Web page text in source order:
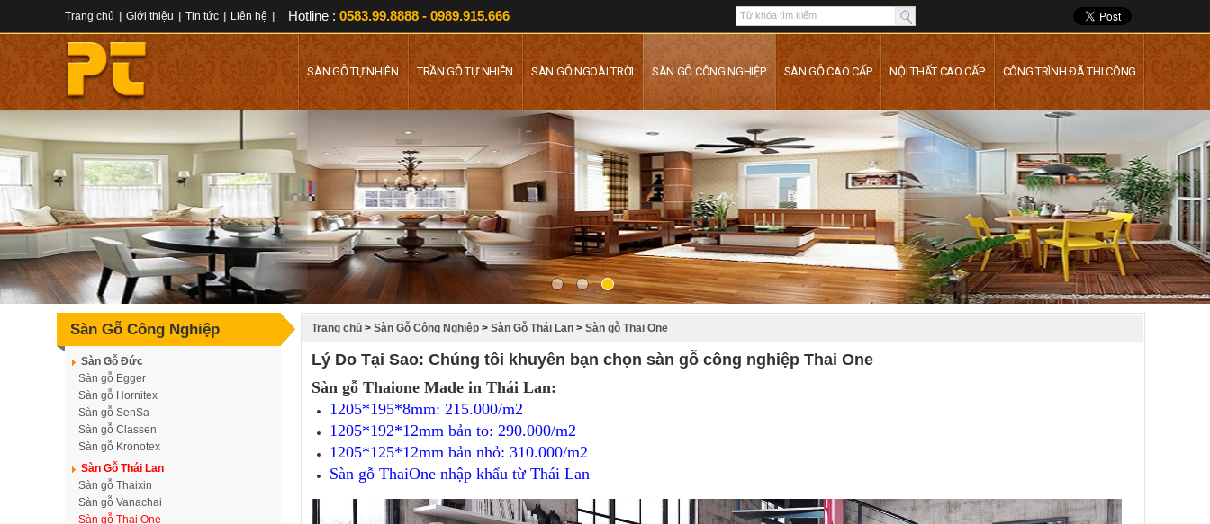
CÔNG TRÌNH ĐÃ THI CÔNG
NỘI THẤT CAO CẤP
SÀN GỖ CAO CẤP
SÀN GỖ CÔNG NGHIỆP
SÀN GỖ NGOÀI TRỜI
TRẦN GỖ TỰ NHIÊN
SÀN GỖ TỰ NHIÊN
Sàn Gỗ Công Nghiệp
Sàn Gỗ Đức
Sàn gỗ Egger
Sàn gỗ Hornitex
Sàn gỗ SenSa
Sàn gỗ Classen
Sàn gỗ Kronotex
Sàn Gỗ Thái Lan
Sàn gỗ Thaixin
Sàn gỗ Vanachai
Sàn gỗ Thai One
Trang chủ > Sàn Gỗ Công Nghiệp > Sàn Gỗ Thái Lan > Sàn gỗ Thai One
Lý Do Tại Sao: Chúng tôi khuyên bạn chọn sàn gỗ công nghiệp Thai One
Sàn gỗ Thaione Made in Thái Lan:
1205*195*8mm: 215.000/m2
1205*192*12mm bản to: 290.000/m2
1205*125*12mm bản nhỏ: 310.000/m2
Sàn gỗ ThaiOne nhập khẩu từ Thái Lan
Trang chủ Giới thiệu Tin tức Liên hệ Hotline : 0583.99.8888 - 0989.915.666